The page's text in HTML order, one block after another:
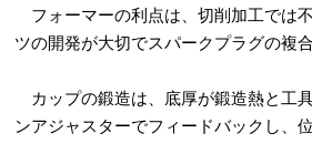
フォーマーの利点は、切削加工では
ツの開発が大切でスパークプラグの複
カップの鍛造は、底厚が鍛造熱と工
ンアジャスターでフィードバックし、